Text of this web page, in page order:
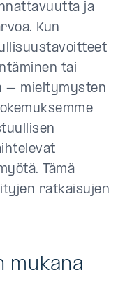
ja
Kun
tai
– mieltymysten
Tämä
ratkaisujen
mukana